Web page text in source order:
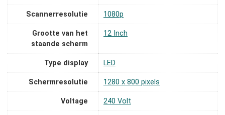
Scannerresolutie ‎1080p
Grootte van het
staande scherm
‎12 Inch
Type display ‎LED
Schermresolutie ‎1280 x 800 pixels
Voltage ‎240 Volt